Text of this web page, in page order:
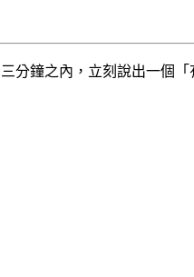
分鐘之內，立刻說出一個